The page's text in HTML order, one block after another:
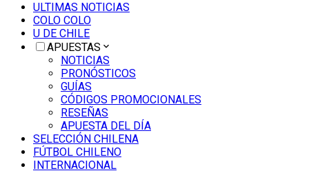
ULTIMAS NOTICIAS
COLO COLO
U DE CHILE
APUESTAS
NOTICIAS
PRONÓSTICOS
GUÍAS
CÓDIGOS PROMOCIONALES
RESEÑAS
APUESTA DEL DÍA
SELECCIÓN CHILENA
FÚTBOL CHILENO
INTERNACIONAL